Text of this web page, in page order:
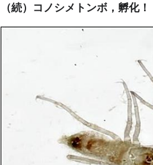
（続）コノシメトンボ，孵化！